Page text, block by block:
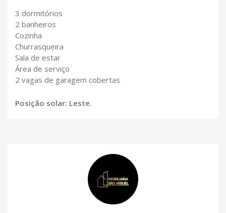
3 dormitórios
2 banheiros
Cozinha
Churrasqueira
Sala de estar
Área de serviço
2 vagas de garagem cobertas
Posição solar: Leste.